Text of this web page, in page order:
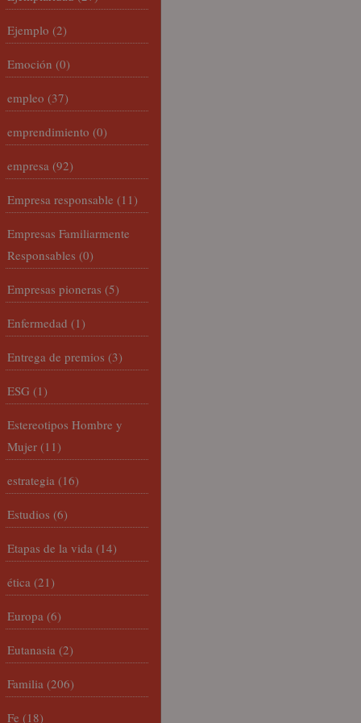
Ejemplo (2)
Emoción (0)
empleo (37)
emprendimiento (0)
empresa (92)
Empresa responsable (11)
Empresas Familiarmente
Responsables (0)
Empresas pioneras (5)
Enfermedad (1)
Entrega de premios (3)
ESG (1)
Estereotipos Hombre y
Mujer (11)
estrategia (16)
Estudios (6)
Etapas de la vida (14)
ética (21)
Europa (6)
Eutanasia (2)
Familia (206)
Fe (18)